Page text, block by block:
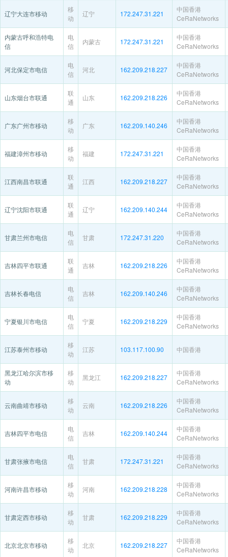
辽宁大连市移动
移
动
辽宁 172.247.31.221
中国香港
CeRaNetworks
内蒙古呼和浩特电
信
电
信
内蒙古 172.247.31.221
中国香港
CeRaNetworks
河北保定市电信
电
信
河北 162.209.218.227
中国香港
CeRaNetworks
山东烟台市联通
联
通
山东 162.209.218.226
中国香港
CeRaNetworks
广东广州市移动
移
动
广东 162.209.140.246
中国香港
CeRaNetworks
福建漳州市移动
移
动
福建 172.247.31.221
中国香港
CeRaNetworks
江西南昌市联通
联
通
江西 162.209.218.227
中国香港
CeRaNetworks
辽宁沈阳市联通
联
通
辽宁 162.209.140.244
中国香港
CeRaNetworks
甘肃兰州市电信
电
信
甘肃 172.247.31.220
中国香港
CeRaNetworks
吉林四平市联通
联
通
吉林 162.209.218.226
中国香港
CeRaNetworks
吉林长春电信
电
信
吉林 162.209.140.246
中国香港
CeRaNetworks
宁夏银川市电信
电
信
宁夏 162.209.218.229
中国香港
CeRaNetworks
江苏泰州市移动
移
动
江苏 103.117.100.90 中国香港
黑龙江哈尔滨市移
动
移
动
黑龙江 162.209.218.227
中国香港
CeRaNetworks
云南曲靖市移动
移
动
云南 162.209.218.226
中国香港
CeRaNetworks
吉林四平市电信
电
信
吉林 162.209.140.244
中国香港
CeRaNetworks
甘肃张掖市电信
电
信
甘肃 172.247.31.221
中国香港
CeRaNetworks
河南许昌市移动
移
动
河南 162.209.218.228
中国香港
CeRaNetworks
甘肃定西市移动
移
动
甘肃 162.209.218.229
中国香港
CeRaNetworks
北京北京市移动
移
动
北京 162.209.218.227
中国香港
CeRaNetworks